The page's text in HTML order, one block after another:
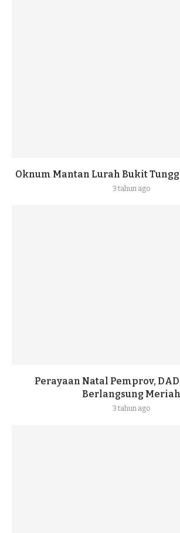
Oknum Mantan Lurah Bukit
3 tahun ago
Perayaan Natal Pemprov,
Berlangsung Meriah
3 tahun ago